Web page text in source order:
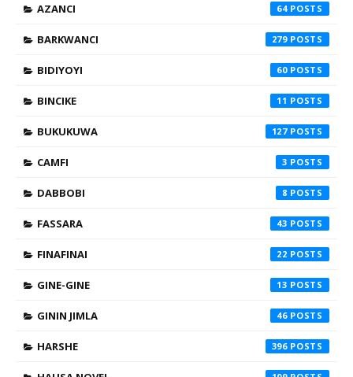
AZANCI 64
BARKWANCI 279
BIDIYOYI 60
BINCIKE 11
BUKUKUWA 127
CAMFI 3
DABBOBI 8
FASSARA 43
FINAFINAI 22
GINE-GINE 13
GININ JIMLA 46
HARSHE 396